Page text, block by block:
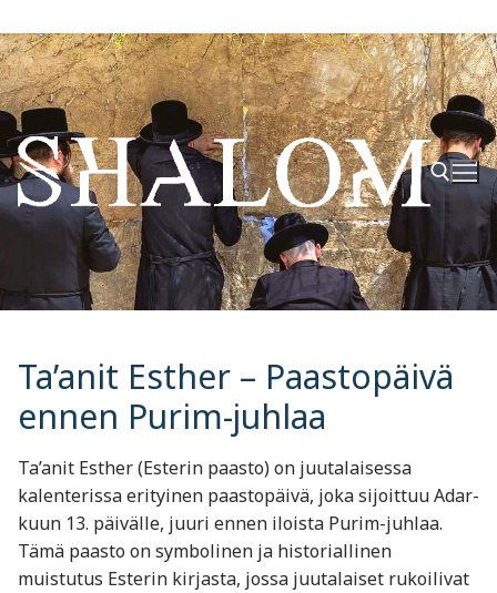
Hyppää
sisältöön
Hae:
Ta’anit Esther – Paastopäivä
ennen Purim-juhlaa
Ta’anit Esther (Esterin paasto) on juutalaisessa
kalenterissa erityinen paastopäivä, joka sijoittuu Adar-
kuun 13. päivälle, juuri ennen iloista Purim-juhlaa.
Tämä paasto on symbolinen ja historiallinen
muistutus Esterin kirjasta, jossa juutalaiset rukoilivat